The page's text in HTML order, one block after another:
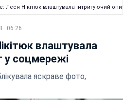
Леся Нікітюк влаштувала інтригуючий
· 06:26
влаштувала
у соцмережі
яскраве фото,